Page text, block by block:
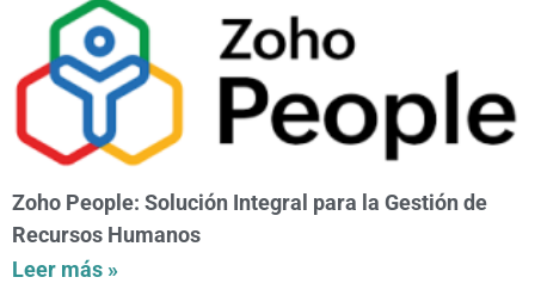
Zoho People: Solución Integral para la Gestión de
Recursos Humanos
Leer más »